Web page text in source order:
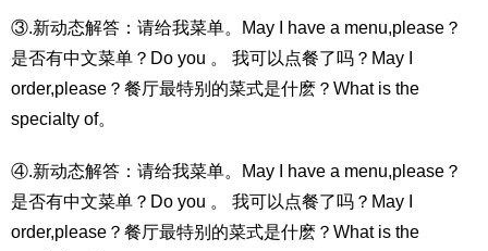
③.新动态解答：请给我菜单。May I have a menu,please？
是否有中文菜单？Do you 。 我可以点餐了吗？May I
order,please？餐厅最特别的菜式是什麽？What is the
specialty of。
④.新动态解答：请给我菜单。May I have a menu,please？
是否有中文菜单？Do you 。 我可以点餐了吗？May I
order,please？餐厅最特别的菜式是什麽？What is the